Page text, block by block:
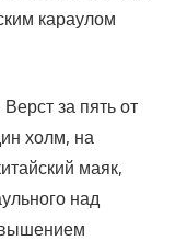
караулом
за пять от
холм, на
маяк,
над